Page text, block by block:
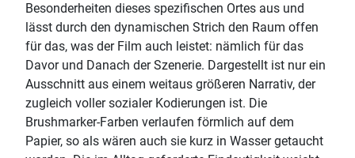
Besonderheiten dieses spezifischen Ortes aus und
lässt durch den dynamischen Strich den Raum offen
für das, was der Film auch leistet: nämlich für das
Davor und Danach der Szenerie. Dargestellt ist nur ein
Ausschnitt aus einem weitaus größeren Narrativ, der
zugleich voller sozialer Kodierungen ist. Die
Brushmarker-Farben verlaufen förmlich auf dem
Papier, so als wären auch sie kurz in Wasser getaucht